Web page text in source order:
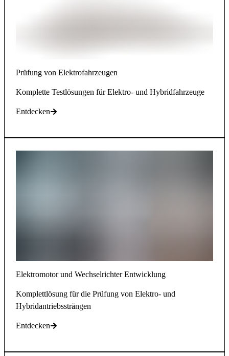
Prüfung von Elektrofahrzeugen
Komplette Testlösungen für Elektro- und Hybridfahrzeuge
Entdecken
Elektromotor und Wechselrichter Entwicklung
Komplettlösung für die Prüfung von Elektro- und
Hybridantriebssträngen
Entdecken